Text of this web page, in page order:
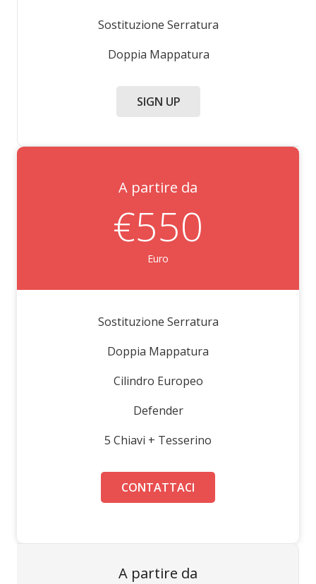
Sostituzione Serratura
Doppia Mappatura
SIGN UP
A partire da
€550
Euro
Sostituzione Serratura
Doppia Mappatura
Cilindro Europeo
Defender
5 Chiavi + Tesserino
CONTATTACI
A partire da